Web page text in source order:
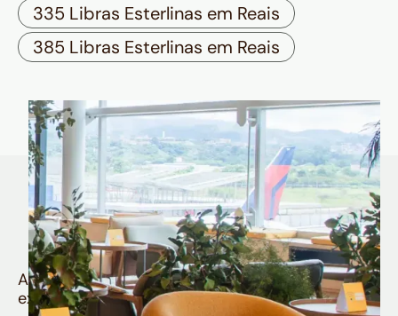
335 Libras Esterlinas em Reais
385 Libras Esterlinas em Reais
Quem é Nomad tem
muito mais
Aproveite todos os benefícios e vantagens
exclusivas da sua Conta Internacional